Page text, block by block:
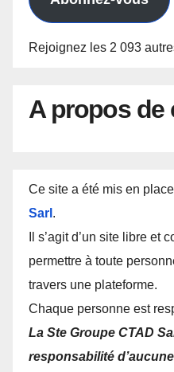
Rejoignez les 2 093
A propos de
Ce site a été mis en
Sarl .
Il s’agit d’un site libre et
permettre à toute
travers une plateforme.
Chaque personne est
La Ste Groupe CTAD
responsabilité